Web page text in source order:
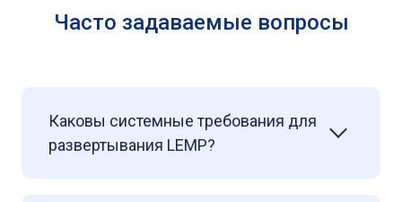
Часто задаваемые вопросы
Каковы системные требования для
развертывания LEMP?